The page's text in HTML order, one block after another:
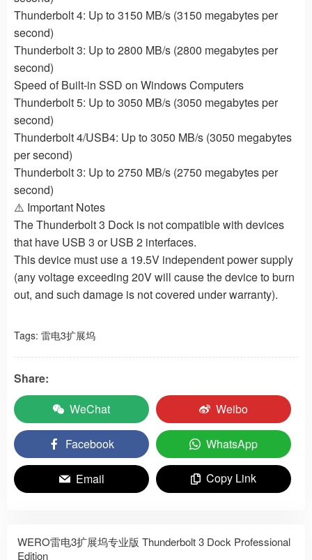
Thunderbolt 4: Up to 3150 MB/s (3150 megabytes per
second)
Thunderbolt 3: Up to 2800 MB/s (2800 megabytes per
second)
Speed of Built-in SSD on Windows Computers
Thunderbolt 5: Up to 3050 MB/s (3050 megabytes per
second)
Thunderbolt 4/USB4: Up to 3050 MB/s (3050 megabytes
per second)
Thunderbolt 3: Up to 2750 MB/s (2750 megabytes per
second)
⚠️ Important Notes
The Thunderbolt 3 Dock is not compatible with devices
that have USB 3 or USB 2 interfaces.
This device must use a 19.5V independent power supply
(any voltage exceeding 20V will cause the device to burn
out, and such damage is not covered under warranty).
Tags: 雷电3扩展坞
Share:
WeChat
Weibo
Facebook WhatsApp
Email Copy Link
WERO雷电3扩展坞专业版 Thunderbolt 3 Dock Professional
Edition